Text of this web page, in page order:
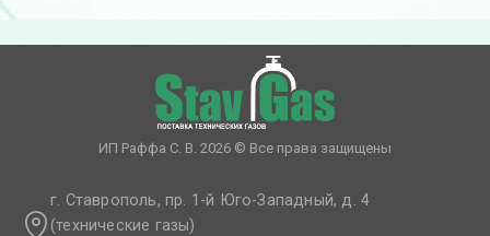
ИП Раффа С. В. 2026 © Все права защищены
г. Ставрополь, пр. 1-й Юго-Западный, д. 4
(технические газы)